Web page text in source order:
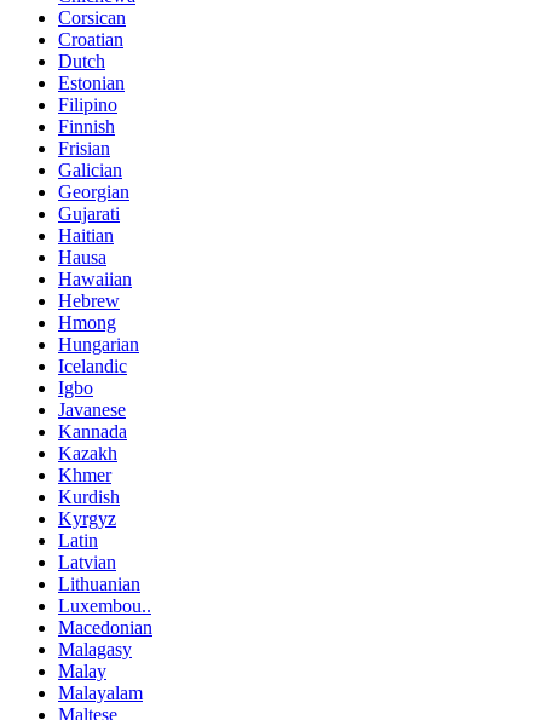
Corsican
Croatian
Dutch
Estonian
Filipino
Finnish
Frisian
Galician
Georgian
Gujarati
Haitian
Hausa
Hawaiian
Hebrew
Hmong
Hungarian
Icelandic
Igbo
Javanese
Kannada
Kazakh
Khmer
Kurdish
Kyrgyz
Latin
Latvian
Lithuanian
Luxembou..
Macedonian
Malagasy
Malay
Malayalam
Maltese